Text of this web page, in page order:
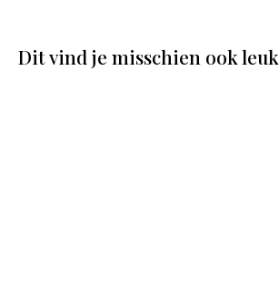
Dit vind je misschien ook leuk